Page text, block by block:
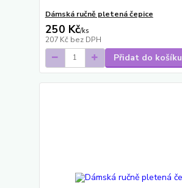
Dámská ručně pletená čepice
250 Kč/ks
207 Kč bez DPH
Přidat do košíku